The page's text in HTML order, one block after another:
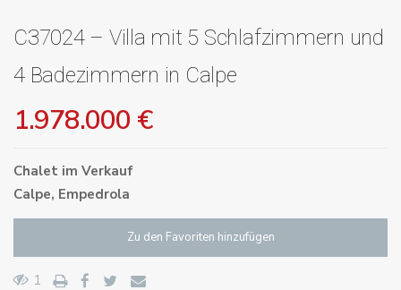
C37024 – Villa mit 5 Schlafzimmern und
4 Badezimmern in Calpe
1.978.000 €
Chalet im Verkauf
Calpe, Empedrola
Zu den Favoriten hinzufügen
1